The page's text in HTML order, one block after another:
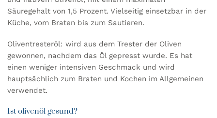
Säuregehalt von 1,5 Prozent. Vielseitig einsetzbar in der
Küche, vom Braten bis zum Sautieren.
Oliventresteröl: wird aus dem Trester der Oliven
gewonnen, nachdem das Öl gepresst wurde. Es hat
einen weniger intensiven Geschmack und wird
hauptsächlich zum Braten und Kochen im Allgemeinen
verwendet.
Ist olivenöl gesund?